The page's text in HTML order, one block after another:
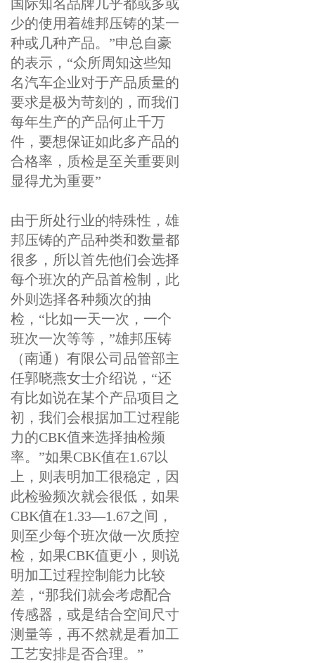
国际知名品牌几乎都或多或
少的使用着雄邦压铸的某一
种或几种产品。”申总自豪
的表示，“众所周知这些知
名汽车企业对于产品质量的
要求是极为苛刻的，而我们
每年生产的产品何止千万
件，要想保证如此多产品的
合格率，质检是至关重要则
显得尤为重要”
由于所处行业的特殊性，雄
邦压铸的产品种类和数量都
很多，所以首先他们会选择
每个班次的产品首检制，此
外则选择各种频次的抽
检，“比如一天一次，一个
班次一次等等，”雄邦压铸
（南通）有限公司品管部主
任郭晓燕女士介绍说，“还
有比如说在某个产品项目之
初，我们会根据加工过程能
力的CBK值来选择抽检频
率。”如果CBK值在1.67以
上，则表明加工很稳定，因
此检验频次就会很低，如果
CBK值在1.33—1.67之间，
则至少每个班次做一次质控
检，如果CBK值更小，则说
明加工过程控制能力比较
差，“那我们就会考虑配合
传感器，或是结合空间尺寸
测量等，再不然就是看加工
工艺安排是否合理。”